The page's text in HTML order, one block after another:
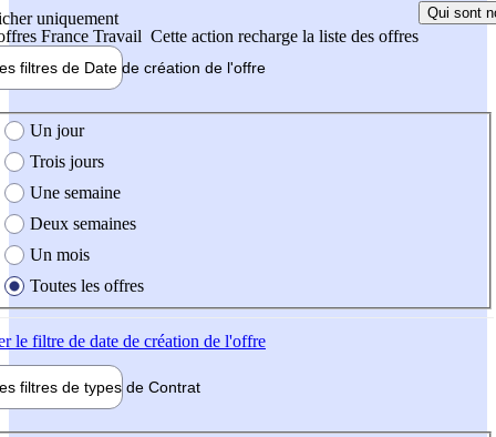
uniquement
France Travail Cette action recharge la liste des offres
Qui sont
filtres de Date de création de l'offre
création de l'offre
Un jour
Trois jours
Une semaine
Deux semaines
Un mois
Toutes les offres
le filtre de date de création de l'offre
filtres de types de Contrat